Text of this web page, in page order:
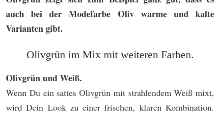
auch bei der Modefarbe Oliv warme und kalte
Varianten gibt.
Olivgrün im Mix mit weiteren Farben.
Olivgrün und Weiß.
Wenn Du ein sattes Olivgrün mit strahlendem Weiß mixt,
wird Dein Look zu einer frischen, klaren Kombination.